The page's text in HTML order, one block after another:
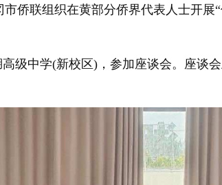
侨联组织在黄部分侨界代表人士开
中学(新校区)，参加座谈会。座谈